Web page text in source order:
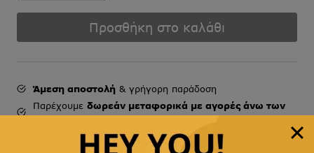
ΜΑΝΤΗΛΙΠροσθήκη στο καλάθι
Άμεση αποστολή& γρήγορη παράδοση
Παρέχουμε δωρεάν μεταφορικά με αγορές άνω των
49,90€
Δεχόμαστεόλες τις πιστωτικές & αντικαταβολή